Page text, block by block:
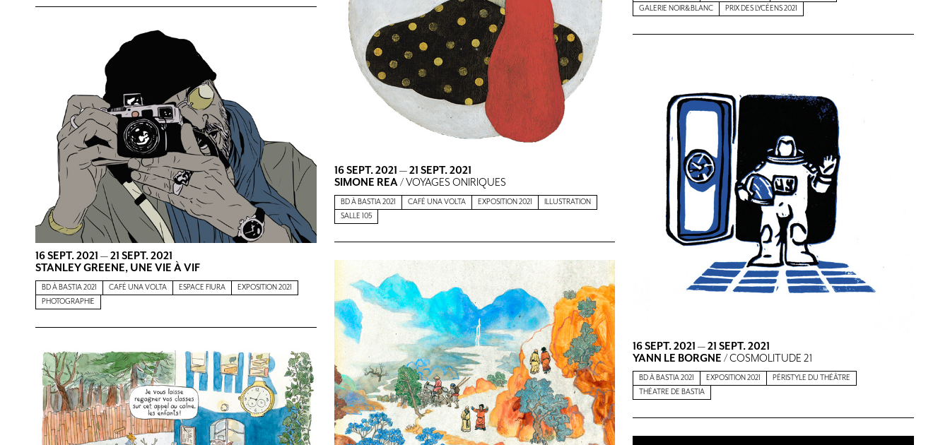
GALERIE NOIR&BLANC
PRIX DES LYCÉENS 2021
16 SEPT. 2021 —21 SEPT. 2021
SIMONE REA/ VOYAGES ONIRIQUES
BD À BASTIA 2021 CAFÉ UNA VOLTA EXPOSITION 2021
ILLUSTRATION
SALLE 105
16 SEPT. 2021 —21 SEPT. 2021
STANLEY GREENE, UNE VIE À VIF
BD À BASTIA 2021 CAFÉ UNA VOLTA ESPACE FIURA
EXPOSITION 2021
PHOTOGRAPHIE
16 SEPT. 2021 —21 SEPT. 2021
YANN LE BORGNE / COSMOLITUDE 21
BD À BASTIA 2021 EXPOSITION 2021
PÉRISTYLE DU THÉÂTRE
THÉATRE DE BASTIA